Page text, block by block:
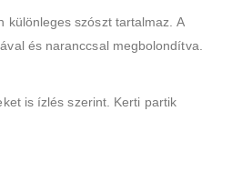
különleges szószt tartalmaz. A
és naranccsal megbolondítva.
is ízlés szerint. Kerti partik